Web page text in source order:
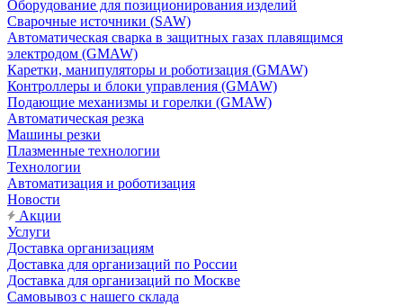
Оборудование для позиционирования изделий
Сварочные источники (SAW)
Автоматическая сварка в защитных газах плавящимся
электродом (GMAW)
Каретки, манипуляторы и роботизация (GMAW)
Контроллеры и блоки управления (GMAW)
Подающие механизмы и горелки (GMAW)
Автоматическая резка
Машины резки
Плазменные технологии
Технологии
Автоматизация и роботизация
Новости
Акции
Услуги
Доставка организациям
Доставка для организаций по России
Доставка для организаций по Москве
Самовывоз с нашего склада